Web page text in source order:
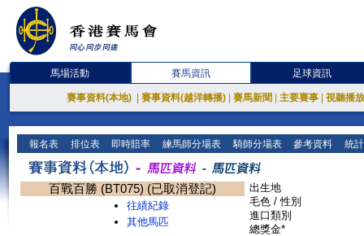
馬場活動 賽馬資訊 足球資訊
賽事資料(本地) 賽事資料(越洋轉播) 賽馬新聞 主要賽事 視聽播
報名表 排位表 即時賠率 練馬師分場表 騎師分場表 參考資料 統
百戰百勝 (BT075) (已取消登記)
往績紀錄
其他馬匹
出生地
毛色 / 性別
進口類別
總獎金*